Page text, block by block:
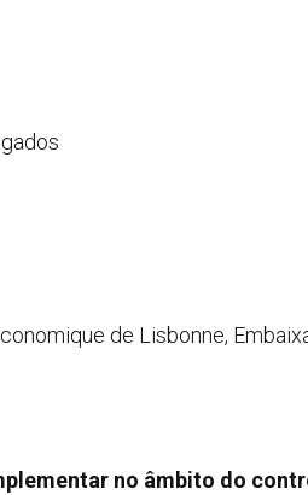
de Lisbonne,
no âmbito do